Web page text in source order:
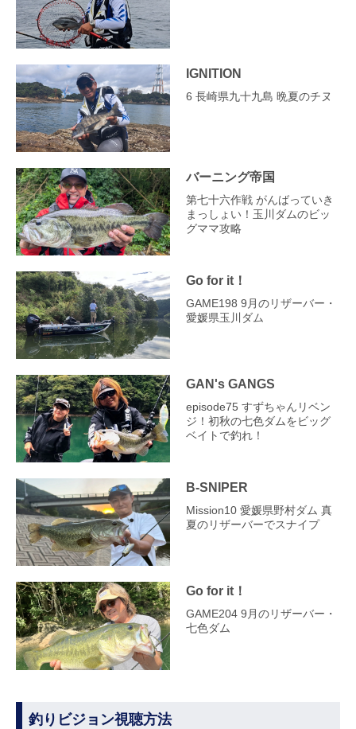
IGNITION
6 長崎県九十九島 晩夏のチヌ
バーニング帝国
第七十六作戦 がんばっていき
まっしょい！玉川ダムのビッ
グママ攻略
Go for it！
GAME198 9月のリザーバー・
愛媛県玉川ダム
GAN's GANGS
episode75 すずちゃんリベン
ジ！初秋の七色ダムをビッグ
ベイトで釣れ！
B-SNIPER
Mission10 愛媛県野村ダム 真
夏のリザーバーでスナイプ
Go for it！
GAME204 9月のリザーバー・
七色ダム
釣りビジョン視聴方法